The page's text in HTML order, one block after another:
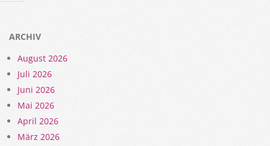
ARCHIV
August 2026
Juli 2026
Juni 2026
Mai 2026
April 2026
März 2026